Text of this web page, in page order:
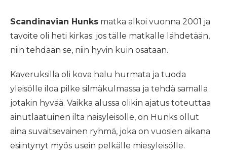
Scandinavian Hunks matka alkoi vuonna 2001 ja
tavoite oli heti kirkas: jos tälle matkalle lähdetään,
niin tehdään se, niin hyvin kuin osataan.
Kaveruksilla oli kova halu hurmata ja tuoda
yleisölle iloa pilke silmäkulmassa ja tehdä samalla
jotakin hyvää. Vaikka alussa olikin ajatus toteuttaa
ainutlaatuinen ilta naisyleisölle, on Hunks ollut
aina suvaitsevainen ryhmä, joka on vuosien aikana
esiintynyt myös usein pelkälle miesyleisölle.